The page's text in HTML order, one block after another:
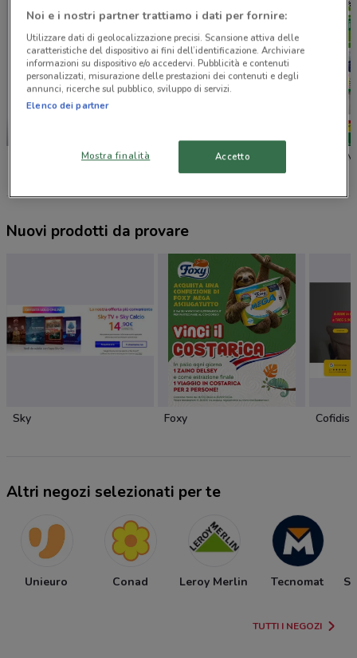
Leroy
Nuovi prodotti da provare
Sky Foxy Cofidis
Altri negozi selezionati per te
Unieuro Conad Leroy Merlin Tecnomat
TUTTI I NEGOZI
Noi e i nostri partner trattiamo i dati per fornire:
Utilizzare dati di geolocalizzazione precisi. Scansione attiva delle
caratteristiche del dispositivo ai fini dell’identificazione. Archiviare
informazioni su dispositivo e/o accedervi. Pubblicità e contenuti
personalizzati, misurazione delle prestazioni dei contenuti e degli
annunci, ricerche sul pubblico, sviluppo di servizi.
Elenco dei partner
Mostra finalità Accetto